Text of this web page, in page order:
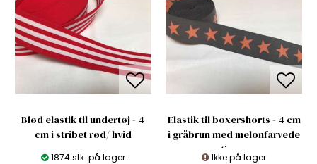
Blød elastik til undertøj - 4
cm i stribet rød/ hvid
1874 stk. på lager
Elastik til boxershorts - 4 cm
i gråbrun med melonfarvede
stjerner
Ikke på lager